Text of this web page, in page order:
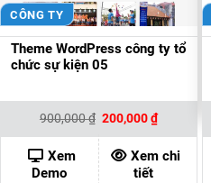
CÔNG TY
Theme WordPress công ty tổ
chức sự kiện 05
900,000₫ Giá
là:
900,000 ₫.
200,000₫Giá
hiện
tại
là:
200,000 ₫.
Xem
Demo
Xem chi
tiết